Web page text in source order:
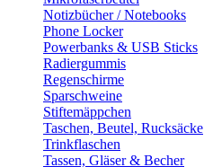
Notizbücher / Notebooks
Phone Locker
Powerbanks & USB Sticks
Radiergummis
Regenschirme
Sparschweine
Stiftemäppchen
Taschen, Beutel, Rucksäcke
Trinkflaschen
Tassen, Gläser & Becher